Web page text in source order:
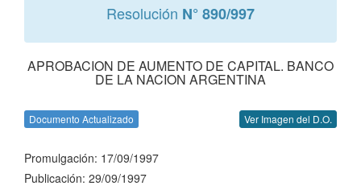
Resolución N° 890/997
APROBACION DE AUMENTO DE CAPITAL. BANCO
DE LA NACION ARGENTINA
Documento Actualizado Ver Imagen del D.O.
Promulgación: 17/09/1997
Publicación: 29/09/1997